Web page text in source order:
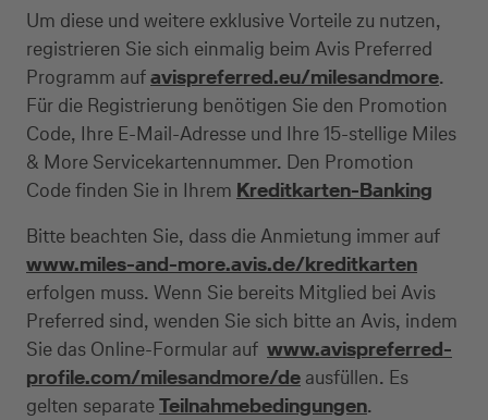
Um diese und weitere exklusive Vorteile zu nutzen,
registrieren Sie sich einmalig beim Avis Preferred
Programm aufavispreferred.eu/milesandmore.
Für die Registrierung benötigen Sie den Promotion
Code, Ihre E-Mail-Adresse und Ihre 15-stellige Miles
& More Servicekartennummer. Den Promotion
Code finden Sie in Ihrem Kreditkarten-Banking
Bitte beachten Sie, dass die Anmietung immer auf
www.miles-and-more.avis.de/kreditkarten
erfolgen muss. Wenn Sie bereits Mitglied bei Avis
Preferred sind, wenden Sie sich bitte an Avis, indem
Sie das Online-Formular auf www.avispreferred-
profile.com/milesandmore/de ausfüllen. Es
gelten separateTeilnahmebedingungen.